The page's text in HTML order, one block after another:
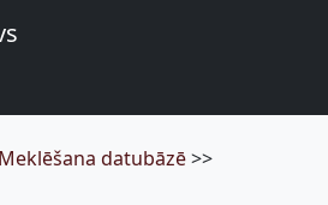
Meklēšana datubāzē>>